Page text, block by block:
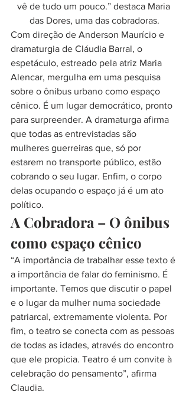
vê de tudo um pouco.” destaca Maria
das Dores, uma das cobradoras.
Com direção de Anderson Maurício e
dramaturgia de Cláudia Barral, o
espetáculo, estreado pela atriz Maria
Alencar, mergulha em uma pesquisa
sobre o ônibus urbano como espaço
cênico. É um lugar democrático, pronto
para surpreender. A dramaturga afirma
que todas as entrevistadas são
mulheres guerreiras que, só por
estarem no transporte público, estão
cobrando o seu lugar. Enfim, o corpo
delas ocupando o espaço já é um ato
político.
A Cobradora – O ônibus
como espaço cênico
“A importância de trabalhar esse texto é
a importância de falar do feminismo. É
importante. Temos que discutir o papel
e o lugar da mulher numa sociedade
patriarcal, extremamente violenta. Por
fim, o teatro se conecta com as pessoas
de todas as idades, através do encontro
que ele propicia. Teatro é um convite à
celebração do pensamento”, afirma
Claudia.